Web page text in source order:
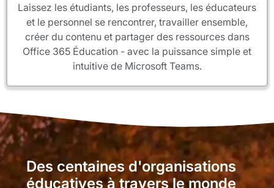
Laissez les étudiants, les professeurs, les éducateurs
et le personnel se rencontrer, travailler ensemble,
créer du contenu et partager des ressources dans
Office 365 Éducation - avec la puissance simple et
intuitive de Microsoft Teams.
Des centaines d'organisations
éducatives à travers le monde